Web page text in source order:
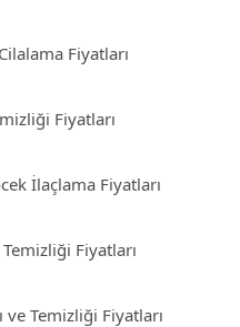
Fiyatları
Fiyatları
İlaçlama Fiyatları
Fiyatları
ve Temizliği Fiyatları